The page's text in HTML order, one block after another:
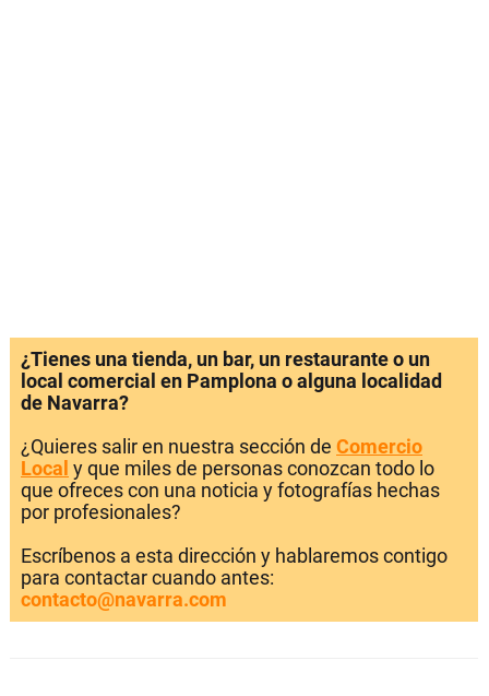
¿Tienes una tienda, un bar, un restaurante o un
local comercial en Pamplona o alguna localidad
de Navarra?
¿Quieres salir en nuestra sección de Comercio
Local y que miles de personas conozcan todo lo
que ofreces con una noticia y fotografías hechas
por profesionales?
Escríbenos a esta dirección y hablaremos contigo
para contactar cuando antes:
contacto@navarra.com